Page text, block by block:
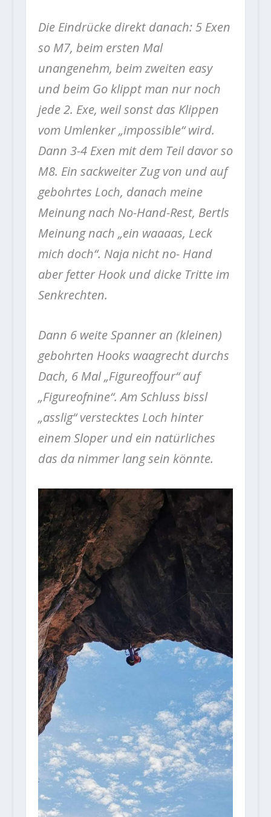
Die Eindrücke direkt danach: 5 Exen
so M7, beim ersten Mal
unangenehm, beim zweiten easy
und beim Go klippt man nur noch
jede 2. Exe, weil sonst das Klippen
vom Umlenker „impossible“ wird.
Dann 3-4 Exen mit dem Teil davor so
M8. Ein sackweiter Zug von und auf
gebohrtes Loch, danach meine
Meinung nach No-Hand-Rest, Bertls
Meinung nach „ein waaaas, Leck
mich doch“. Naja nicht no- Hand
aber fetter Hook und dicke Tritte im
Senkrechten.
Dann 6 weite Spanner an (kleinen)
gebohrten Hooks waagrecht durchs
Dach, 6 Mal „Figureoffour“ auf
„Figureofnine“. Am Schluss bissl
„asslig“ verstecktes Loch hinter
einem Sloper und ein natürliches
das da nimmer lang sein könnte.